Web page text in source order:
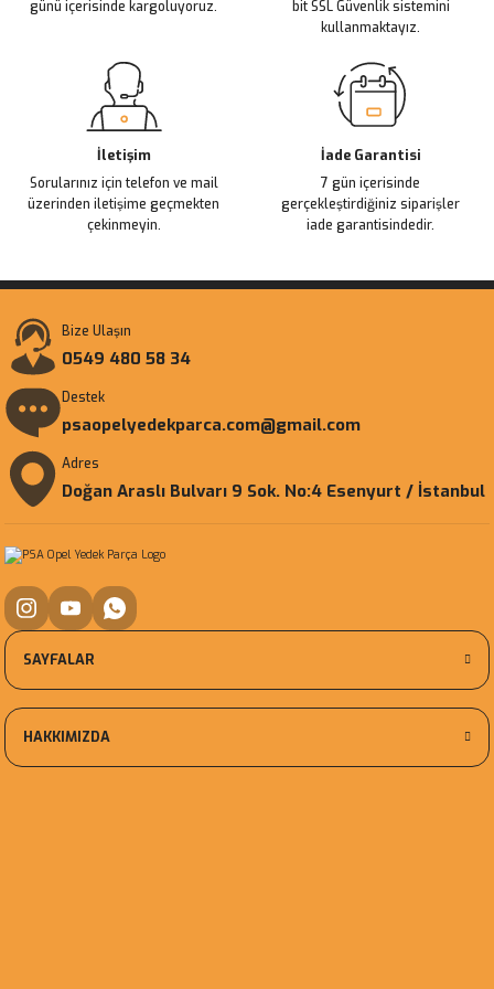
günü içerisinde kargoluyoruz.
bit SSL Güvenlik sistemini
kullanmaktayız.
İletişim
Sorularınız için telefon ve mail
üzerinden iletişime geçmekten
çekinmeyin.
İade Garantisi
7 gün içerisinde
gerçekleştirdiğiniz siparişler
iade garantisindedir.
Bize Ulaşın
0549 480 58 34
Destek
psaopelyedekparca.com@gmail.com
Adres
Doğan Araslı Bulvarı 9 Sok. No:4 Esenyurt / İstanbul
SAYFALAR
HAKKIMIZDA